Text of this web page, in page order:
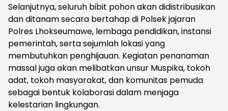
Selanjutnya, seluruh bibit pohon akan didistribusikan
dan ditanam secara bertahap di Polsek jajaran
Polres Lhokseumawe, lembaga pendidikan, instansi
pemerintah, serta sejumlah lokasi yang
membutuhkan penghijauan. Kegiatan penanaman
massal juga akan melibatkan unsur Muspika, tokoh
adat, tokoh masyarakat, dan komunitas pemuda
sebagai bentuk kolaborasi dalam menjaga
kelestarian lingkungan.